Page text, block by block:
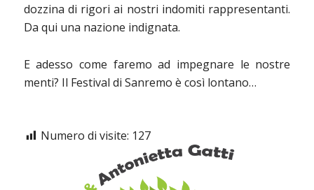
dozzina di rigori ai nostri indomiti rappresentanti.
Da qui una nazione indignata.
E adesso come faremo ad impegnare le nostre
menti? Il Festival di Sanremo è così lontano…
Numero di visite: 127